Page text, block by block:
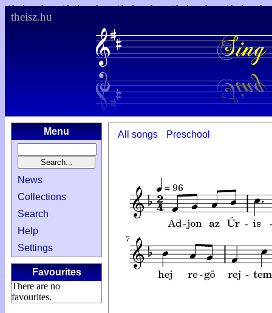
theisz.hu
Menu
News
Collections
Search
Help
Settings
Favourites
There are no
favourites.
All songs Preschool